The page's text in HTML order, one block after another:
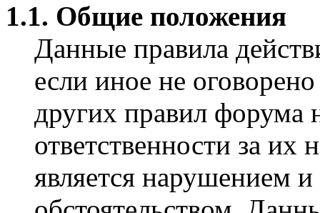
1.1. Общие положения
Данные правила
если иное не
других правил форума
ответственности за
является нарушением